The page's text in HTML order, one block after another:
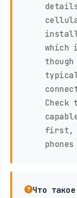
which
Check
first,
Что